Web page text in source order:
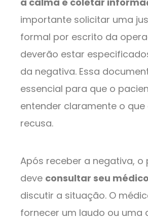
importante solicitar uma
formal por escrito da
deverão estar
da negativa. Essa
essencial para que o
entender claramente o que
recusa.
Após receber a negativa, o
deve consultar seu médico
discutir a situação. O
fornecer um laudo ou uma